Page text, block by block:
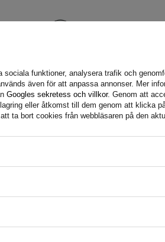
varmförzinkning, vilket
vilket ger 5 års skydd
i 4 år. Dessa
och motståndskraft
funktioner, analysera trafik och
även för att anpassa annonser. Mer
Googles sekretess och villkor. Genom att
eller åtkomst till dem genom att klicka
ta bort cookies från webbläsaren på den